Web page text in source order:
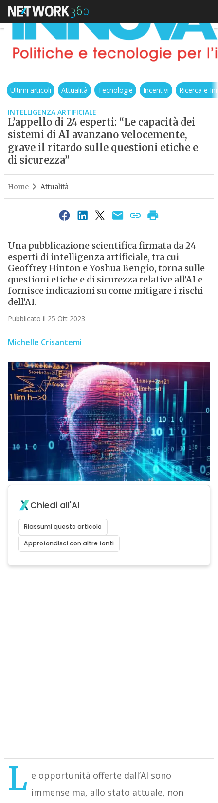
Ultimi articoli Attualità Tecnologie Incentivi Ricerca e
INTELLIGENZA ARTIFICIALE
L’appello di 24 esperti: “Le capacità dei
sistemi di AI avanzano velocemente,
grave il ritardo sulle questioni etiche e
di sicurezza”
Home Attualità
Una pubblicazione scientifica firmata da 24
esperti di intelligenza artificiale, tra cui
Geoffrey Hinton e Yoshua Bengio, torna sulle
questioni etiche e di sicurezza relative all’AI e
fornisce indicazioni su come mitigare i rischi
dell’AI.
Pubblicato il 25 Ott 2023
Michelle Crisantemi
Chiedi all'AI
Riassumi questo articolo
Approfondisci con altre fonti
L e opportunità offerte dall’AI sono
immense ma, allo stato attuale, non